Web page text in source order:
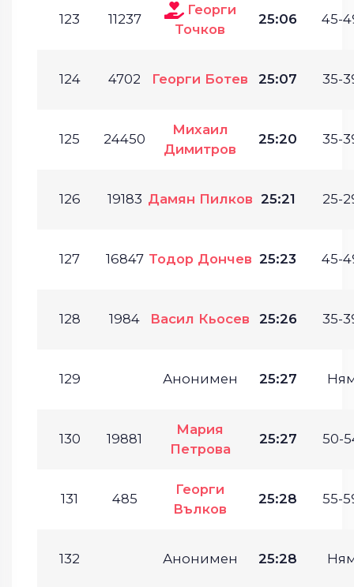
123 11237
Георги
Точков
25:06 45-
124 4702 Георги Ботев 25:07 35-
125 24450
Михаил
Димитров
25:20 35-
126 19183 Дамян Пилков 25:21 25-
127 16847 Тодор Дончев 25:23 45-
128 1984 Васил Кьосев 25:26 35-
129 Анонимен 25:27
130 19881
Мария
Петрова
25:27 50-
131 485
Георги
Вълков
25:28 55-
132 Анонимен 25:28